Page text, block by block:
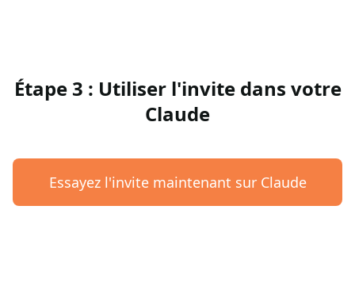
Étape 3 : Utiliser l'invite dans votre
Claude
Essayez l'invite maintenant sur Claude